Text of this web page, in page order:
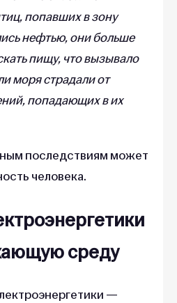
попавших в зону
нефтью, они больше
пищу, что вызывало
моря страдали от
попадающих в их
последствиям может
человека.
среду
—